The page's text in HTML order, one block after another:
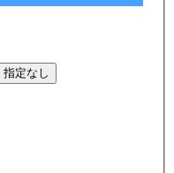
指定なし